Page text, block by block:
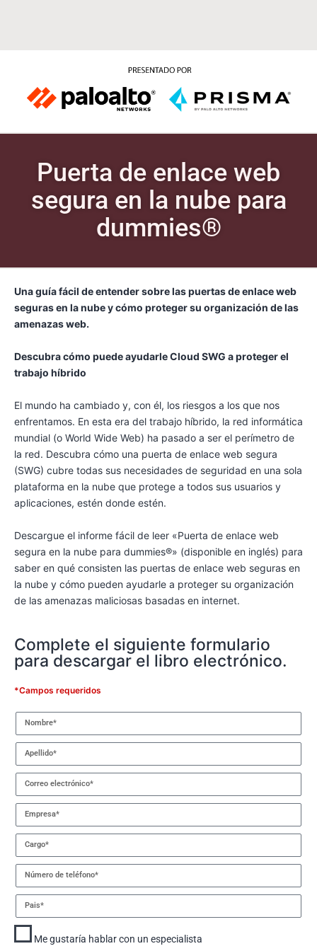
Puerta de enlace web
segura en la nube para
dummies®
Una guía fácil de entender sobre las puertas de enlace web
seguras en la nube y cómo proteger su organización de las
amenazas web.
Descubra cómo puede ayudarle Cloud SWG a proteger el
trabajo híbrido
El mundo ha cambiado y, con él, los riesgos a los que nos
enfrentamos. En esta era del trabajo híbrido, la red informática
mundial (o World Wide Web) ha pasado a ser el perímetro de
la red. Descubra cómo una puerta de enlace web segura
(SWG) cubre todas sus necesidades de seguridad en una sola
plataforma en la nube que protege a todos sus usuarios y
aplicaciones, estén donde estén.
Descargue el informe fácil de leer «Puerta de enlace web
segura en la nube para dummies®» (disponible en inglés) para
saber en qué consisten las puertas de enlace web seguras en
la nube y cómo pueden ayudarle a proteger su organización
de las amenazas maliciosas basadas en internet.
Complete el siguiente formulario
para descargar el libro electrónico.
*Campos requeridos
Me gustaría hablar con un especialista